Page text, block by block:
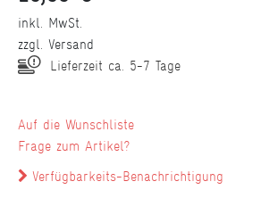
inkl. MwSt.
zzgl. Versand
Lieferzeit ca. 5-7 Tage
Wunschliste
Frage zum Artikel?
Verfügbarkeits-Benachrichtigung